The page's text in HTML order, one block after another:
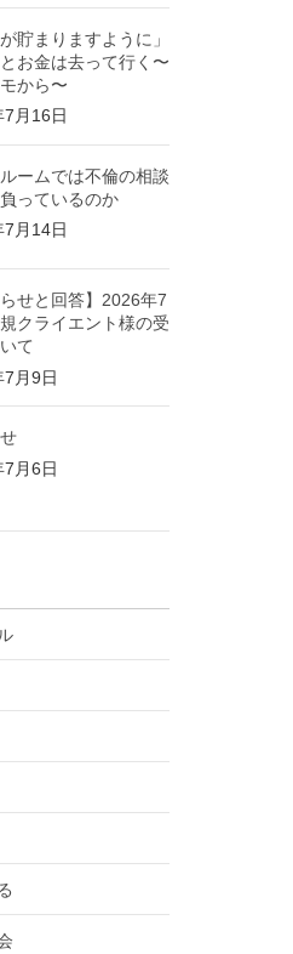
が貯まりますように」
お金は去って行く〜
から〜
月16日
ームでは不倫の相談
っているのか
7月14日
らせと回答】2026年7
クライエント様の受
て
7月9日
7月6日